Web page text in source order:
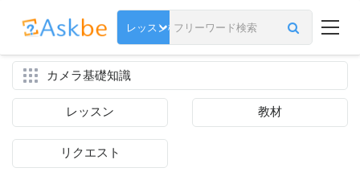
カメラ基礎知識
レッスン 教材
リクエスト